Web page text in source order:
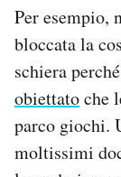
Per esempio,
bloccata la
schiera
obiettatoche
parco giochi.
moltissimi